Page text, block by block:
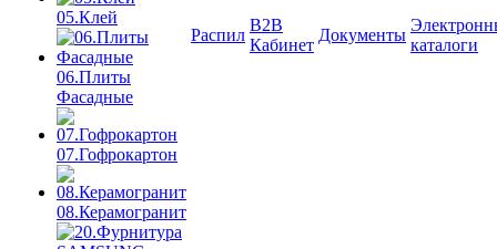
05.Клей
06.Плиты
Фасадные
07.Гофрокартон
08.Керамогранит
Распил
B2B
Кабинет
Документы
каталоги